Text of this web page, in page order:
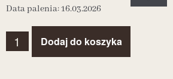
Data palenia: 16.03.2026
Dodaj do koszyka